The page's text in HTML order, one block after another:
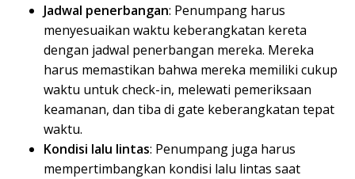
Jadwal penerbangan: Penumpang harus
menyesuaikan waktu keberangkatan kereta
dengan jadwal penerbangan mereka. Mereka
harus memastikan bahwa mereka memiliki cukup
waktu untuk check-in, melewati pemeriksaan
keamanan, dan tiba di gate keberangkatan tepat
waktu.
Kondisi lalu lintas: Penumpang juga harus
mempertimbangkan kondisi lalu lintas saat